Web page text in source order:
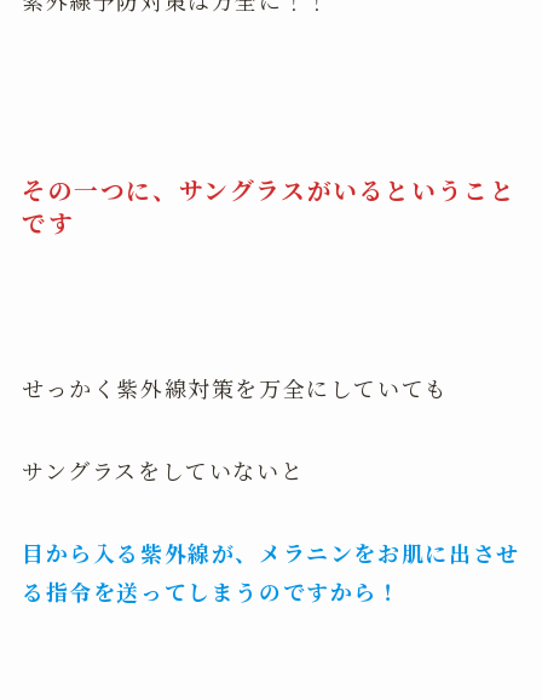
その一つに、サングラスがいるということ
です
せっかく紫外線対策を万全にしていても
サングラスをしていないと
目から入る紫外線が、メラニンをお肌に出させ
る指令を送ってしまうのですから！